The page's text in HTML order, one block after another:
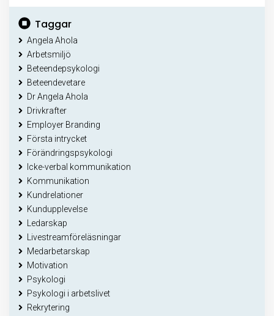
Taggar
Angela Ahola
Arbetsmiljö
Beteendepsykologi
Beteendevetare
Dr Angela Ahola
Drivkrafter
Employer Branding
Första intrycket
Förändringspsykologi
Icke-verbal kommunikation
Kommunikation
Kundrelationer
Kundupplevelse
Ledarskap
Livestreamföreläsningar
Medarbetarskap
Motivation
Psykologi
Psykologi i arbetslivet
Rekrytering